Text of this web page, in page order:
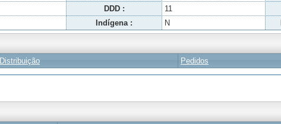
DDD : 11
Indígena : N
Distribuição Pedidos